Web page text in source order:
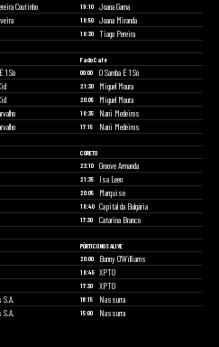
Coutinho 19:10 Joana Gama
18:50 Joana Miranda
18:30 Tiago Pereira
Fado Cafe
1 Só 00:00 O Samba É 1 Só
21:30 Miguel Moura
20:05 Miguel Moura
18:35 Nani Medeiros
17:15 Nani Medeiros
CORETO
23:10 Groove Armanda
21:35 Isa Leen
20:05 Marquise
18:40 Capital da Bulgária
17:30 Catarina Branco
PÓRTICO NOS ALIVE
20:00 Bunny O'Williams
18:45 XPTO
17:30 XPTO
16:15 Nassurra
15:00 Nassurra